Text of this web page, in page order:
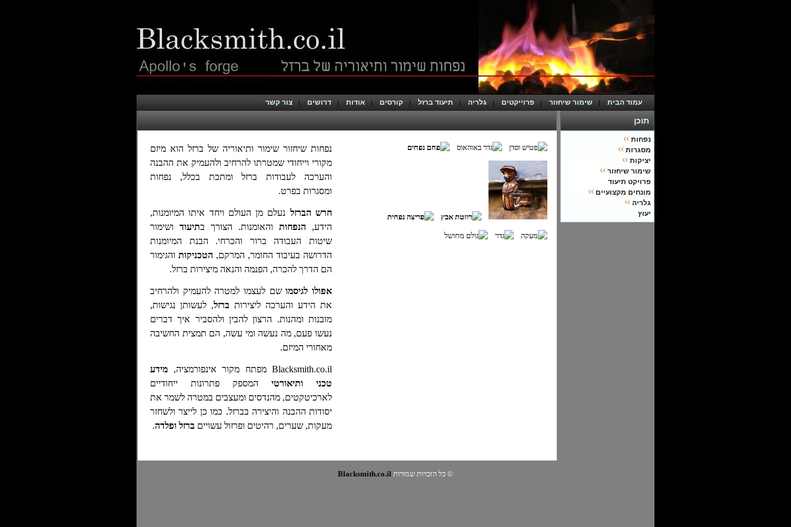
עמוד הבית שימור שיחזור פרוייקטים גלריה תיעוד ברזל קורסים אודות דרושים צור קשר
נפחות שיחזור שימור ותיאוריה של ברזל הוא מיזם
מקורי וייחודי שמטרתו להרחיב ולהעמיק את ההבנה
והערכה לעבודות ברזל ומתכת בכלל, נפחות
ומסגרות בפרט.
חרש הברזל נעלם מן העולם ויחד איתו המיומנות,
הידע, הנפחות והאומנות. הצורך בתיעוד ושימור
שיטות העבודה ברור והכרחי. הבנת המיומנות
הדרושה בעיבוד החומר, המרקם, הטכניקות והגימור
הם הדרך להכרה, הפנמה והנאה מיצירות ברזל.
אפולו לגיסמו שם לעצמו למטרה להעמיק ולהרחיב
את הידע והערכה ליצירות ברזל, לעשותן נגישות,
מובנות ומהנות. הרצון להבין ולהסביר איך דברים
נעשו פעם, מה נעשה ומי עשה, הם תמצית החשיבה
מאחורי המיזם.
Blacksmith.co.il מפתח מקור אינפורמציה,
מידע
טכני ותיאורטי המספק פתרונות ייחודיים
לארכיטקטים, מהנדסים ומעצבים במטרה לשמר את
יסודות ההבנה והיצירה בברזל. כמו כן לייצר ולשחזר
מעקות, שערים, רהיטים ופרזול עשויים ברזל ופלדה.
תוכן
נפחות
מסגרות
יציקות
שימור שיחזור
פרויקט תיעוד
מונחים מקצועיים
גלריה
יעוץ
© כל הזכויות שמורות Blacksmith.co.il